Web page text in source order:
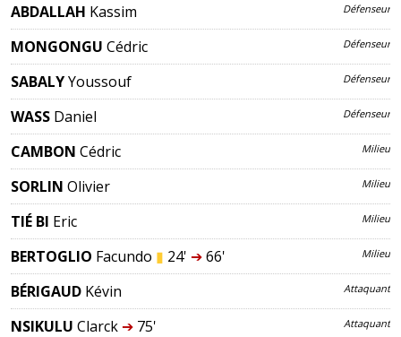
ABDALLAH Kassim Défenseur
MONGONGU Cédric Défenseur
SABALYYoussouf Défenseur
WASS Daniel Défenseur
CAMBON Cédric Milieu
SORLIN Olivier Milieu
TIÉ BI Eric Milieu
BERTOGLIO Facundo ▮ 24' ➔66' Milieu
BÉRIGAUD Kévin Attaquant
NSIKULU Clarck ➔75' Attaquant